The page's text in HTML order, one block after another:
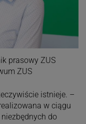
prasowy ZUS
ZUS
istnieje. –
w ciągu
do